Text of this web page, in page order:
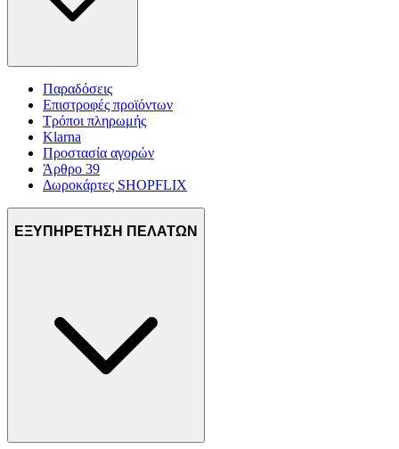
Παραδόσεις
Επιστροφές προϊόντων
Τρόποι πληρωμής
Klarna
Προστασία αγορών
Άρθρο 39
Δωροκάρτες SHOPFLIX
ΕΞΥΠΗΡΕΤΗΣΗ ΠΕΛΑΤΩΝ